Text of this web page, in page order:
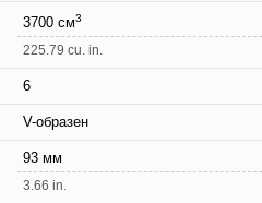
3700 см3
225.79 cu. in.
6
V-образен
93 мм
3.66 in.